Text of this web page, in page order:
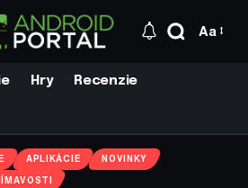
Aa
Hry Recenzie
APLIKÁCIE NOVINKY